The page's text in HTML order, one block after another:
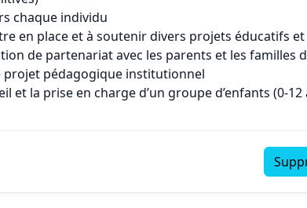
chaque individu
en place et à soutenir divers projets éducatifs
de partenariat avec les parents et les familles
projet pédagogique institutionnel
et la prise en charge d’un groupe d’enfants (0-12